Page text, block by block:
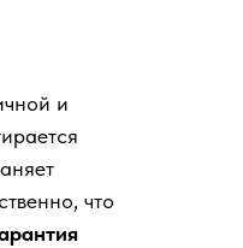
и
что